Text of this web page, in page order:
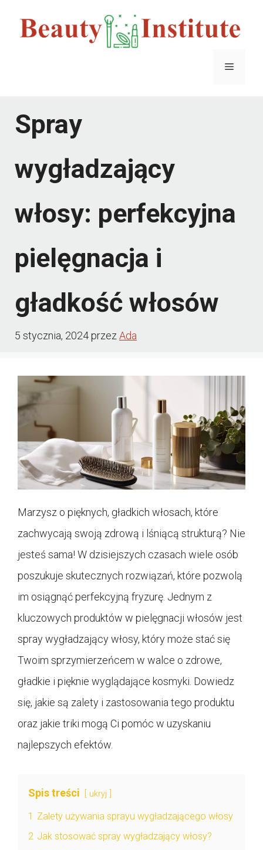
Menu
Spray
wygładzający
włosy: perfekcyjna
pielęgnacja i
gładkość włosów
5 stycznia, 2024przez Ada
Marzysz o pięknych, gładkich włosach, które
zachwycają swoją zdrową i lśniącą strukturą? Nie
jesteś sama! W dzisiejszych czasach wiele osób
poszukuje skutecznych rozwiązań, które pozwolą
im osiągnąć perfekcyjną fryzurę. Jednym z
kluczowych produktów w pielęgnacji włosów jest
spray wygładzający włosy, który może stać się
Twoim sprzymierzeńcem w walce o zdrowe,
gładkie i pięknie wyglądające kosmyki. Dowiedz
się, jakie są zalety i zastosowania tego produktu
oraz jakie triki mogą Ci pomóc w uzyskaniu
najlepszych efektów.
Spis treści ukryj
1 Zalety używania sprayu wygładzającego włosy
2 Jak stosować spray wygładzający włosy?